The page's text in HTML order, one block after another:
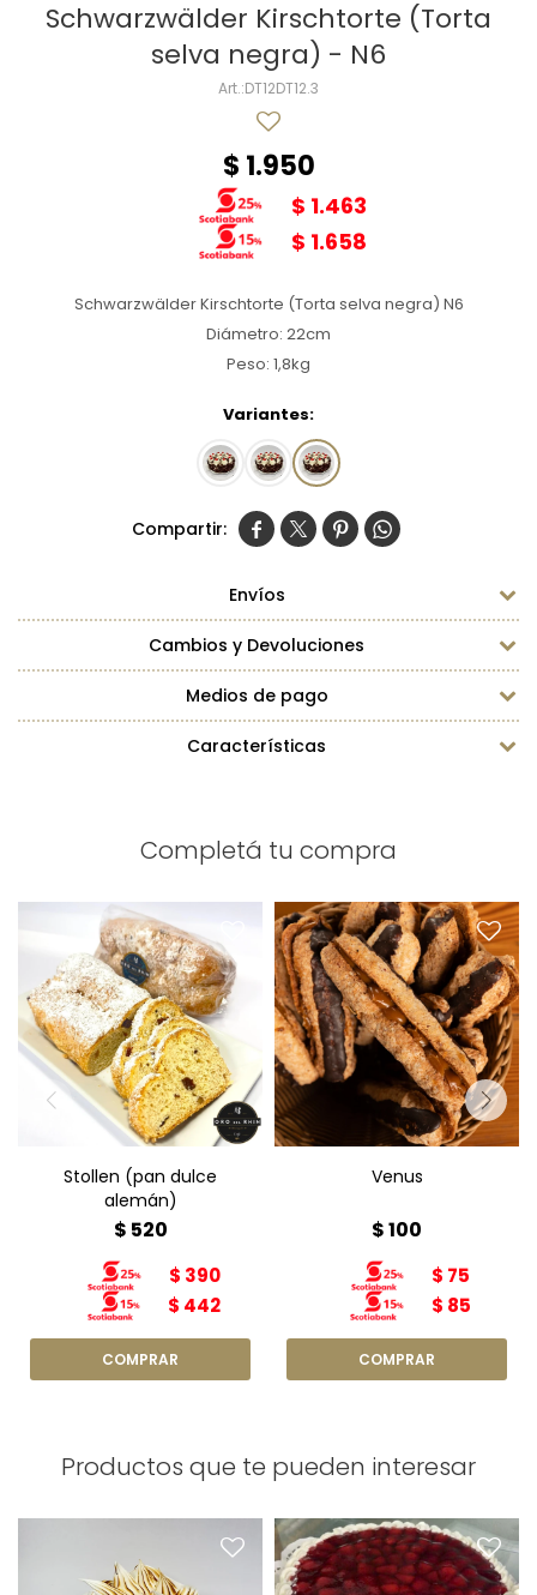
Schwarzwälder Kirschtorte (Torta
selva negra) - N6
DT12DT12.3
$ 1.950
$ 1.463
$ 1.658
Schwarzwälder Kirschtorte (Torta selva negra) N6
Diámetro: 22cm
Peso: 1,8kg
Variantes:
   
Envíos
Cambios y Devoluciones
Medios de pago
Características
Completá tu compra
Stollen x1
Pan dulce alemán
Peso: 500g
Stollen (pan dulce
alemán)
$ 520
$ 390
$ 442
Venus x1
Venus
$100
$ 75
$ 85
Productos que te pueden interesar